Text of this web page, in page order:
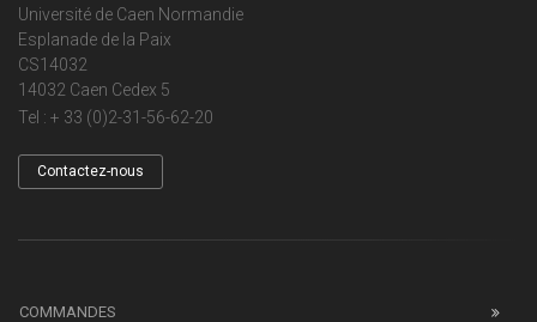
Université de Caen Normandie
Esplanade de la Paix
CS14032
14032 Caen Cedex 5
Tel : + 33 (0)2-31-56-62-20
Contactez-nous
COMMANDES